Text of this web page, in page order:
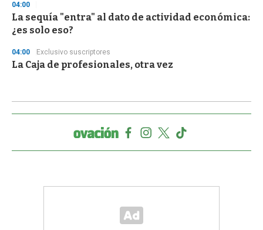
04:00
La sequía "entra" al dato de actividad económica:
¿es solo eso?
04:00 Exclusivo suscriptores
La Caja de profesionales, otra vez